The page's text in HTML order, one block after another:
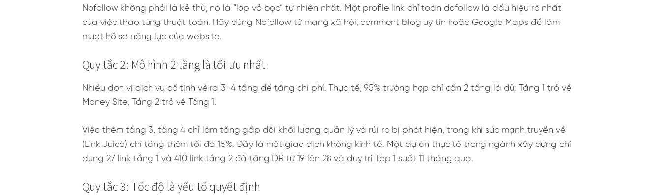
Nofollow không phải là kẻ thù, nó là “lớp vỏ bọc” tự nhiên nhất. Một profile link chỉ toàn dofollow là dấu hiệu rõ nhất
của việc thao túng thuật toán. Hãy dùng Nofollow từ mạng xã hội, comment blog uy tín hoặc Google Maps để làm
mượt hồ sơ năng lực của website.
Quy tắc 2: Mô hình 2 tầng là tối ưu nhất
Nhiều đơn vị dịch vụ cố tình vẽ ra 3-4 tầng để tăng chi phí. Thực tế, 95% trường hợp chỉ cần 2 tầng là đủ: Tầng 1 trỏ về
Money Site, Tầng 2 trỏ về Tầng 1.
Việc thêm tầng 3, tầng 4 chỉ làm tăng gấp đôi khối lượng quản lý và rủi ro bị phát hiện, trong khi sức mạnh truyền về
(Link Juice) chỉ tăng thêm tối đa 15%. Đây là một giao dịch không kinh tế. Một dự án thực tế trong ngành xây dựng chỉ
dùng 27 link tầng 1 và 410 link tầng 2 đã tăng DR từ 19 lên 28 và duy trì Top 1 suốt 11 tháng qua.
Quy tắc 3: Tốc độ là yếu tố quyết định